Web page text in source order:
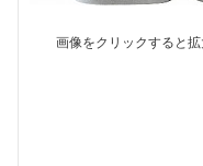
画像をクリックすると